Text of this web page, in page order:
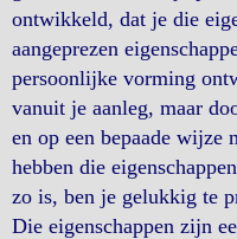
ontwikkeld, dat je die
aangeprezen
persoonlijke vorming
vanuit je aanleg, maar
en op een bepaade wijze
hebben die
zo is, ben je gelukkig te
Die eigenschappen zijn